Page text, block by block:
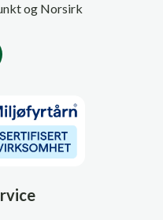
og Norsirk